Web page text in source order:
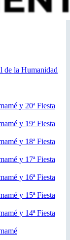
de la Humanidad
y 20ª Fiesta
y 19ª Fiesta
y 18ª Fiesta
y 17ª Fiesta
y 16ª Fiesta
y 15ª Fiesta
y 14ª Fiesta